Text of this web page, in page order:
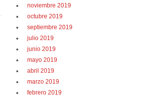
noviembre 2019
octubre 2019
septiembre 2019
julio 2019
junio 2019
mayo 2019
abril 2019
marzo 2019
febrero 2019